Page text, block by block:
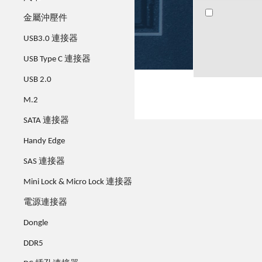
金屬沖壓件
USB3.0 連接器
USB Type C 連接器
USB 2.0
M.2
SATA 連接器
Handy Edge
SAS 連接器
Mini Lock & Micro Lock 連接器
電源連接器
Dongle
DDR5